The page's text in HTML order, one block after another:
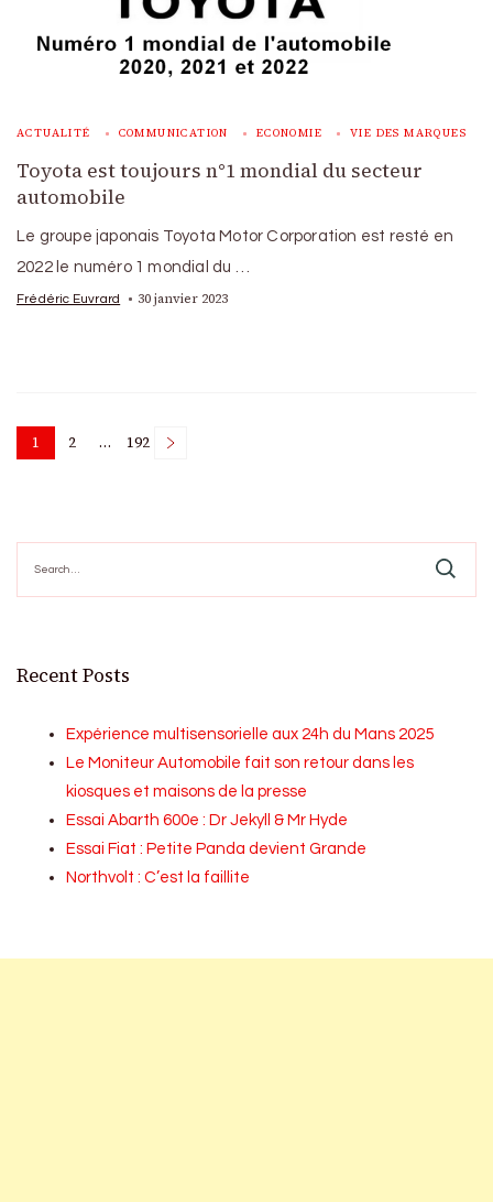
ACTUALITÉ COMMUNICATION ECONOMIE VIE DES MARQUES
Toyota est toujours n°1 mondial du secteur
automobile
Le groupe japonais Toyota Motor Corporation est resté en
2022 le numéro 1 mondial du …
Frédéric Euvrard 30 janvier 2023
Posts
Page
1 Page
2 … Page
192
for:
Recent Posts
Expérience multisensorielle aux 24h du Mans 2025
Le Moniteur Automobile fait son retour dans les
kiosques et maisons de la presse
Essai Abarth 600e : Dr Jekyll & Mr Hyde
Essai Fiat : Petite Panda devient Grande
Northvolt : C’est la faillite